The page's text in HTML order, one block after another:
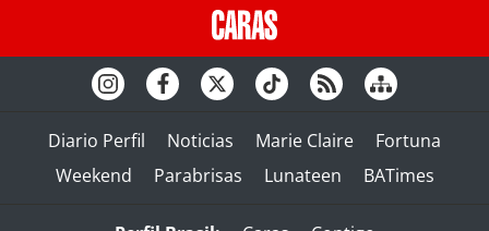
Diario Perfil Noticias Marie Claire
Fortuna
Weekend
Parabrisas Lunateen BATimes